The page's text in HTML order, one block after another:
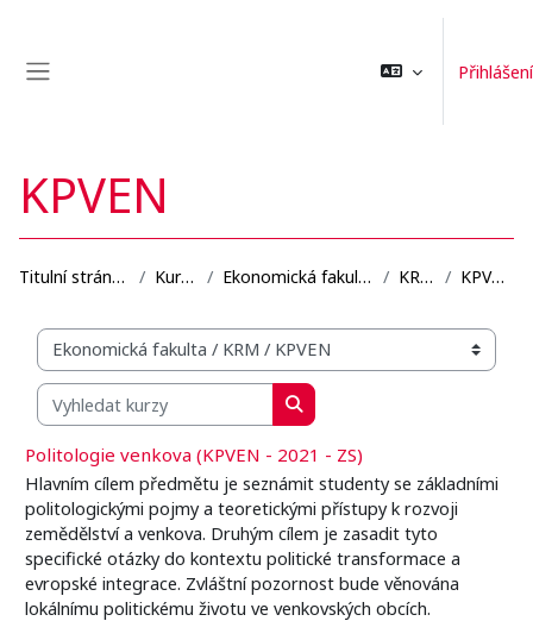
Přihlášení
KPVEN
Titulní stránka Kurzy Ekonomická fakulta KRM KPVEN
Organizační struktura kurzů
Vyhledat kurzy
Vyhledat kurzy
Politologie venkova (KPVEN - 2021 - ZS)
Hlavním cílem předmětu je seznámit studenty se základními
politologickými pojmy a teoretickými přístupy k rozvoji
zemědělství a venkova. Druhým cílem je zasadit tyto
specifické otázky do kontextu politické transformace a
evropské integrace. Zvláštní pozornost bude věnována
lokálnímu politickému životu ve venkovských obcích.